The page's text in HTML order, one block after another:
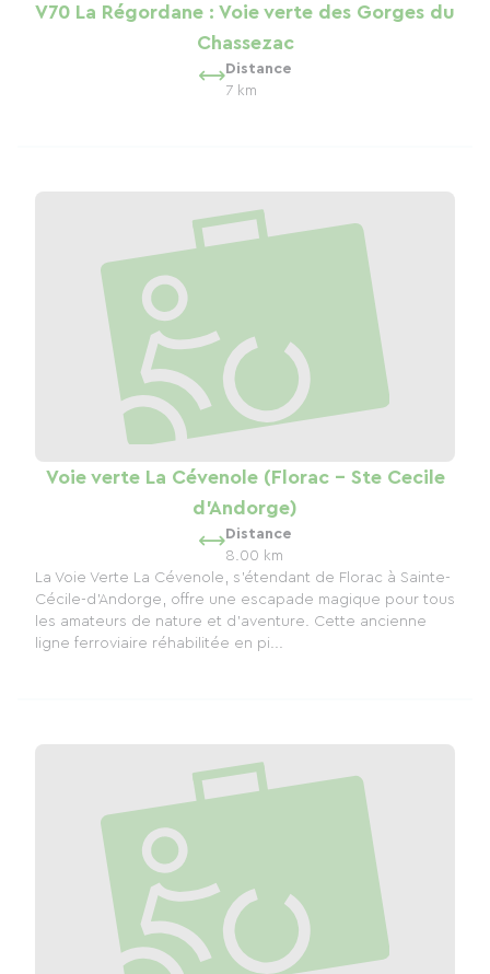
V70 La Régordane : Voie verte des Gorges du
Chassezac
Distance
7 km
Voie verte La Cévenole (Florac - Ste Cecile
d'Andorge)
Distance
8.00 km
La Voie Verte La Cévenole, s'étendant de Florac à Sainte-
Cécile-d'Andorge, offre une escapade magique pour tous
les amateurs de nature et d'aventure. Cette ancienne
ligne ferroviaire réhabilitée en pi...